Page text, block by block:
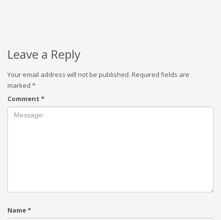
Leave a Reply
Your email address will not be published. Required fields are
marked *
Comment *
Name*